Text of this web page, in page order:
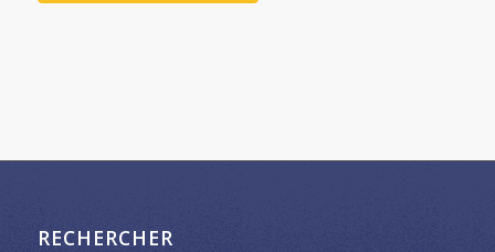
RECHERCHER